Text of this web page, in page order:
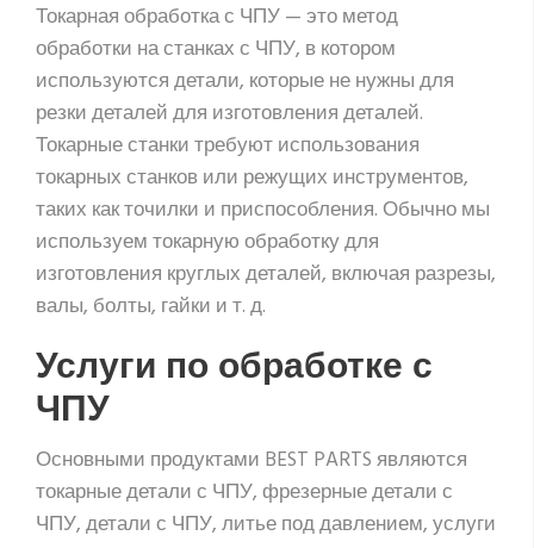
Токарная обработка с ЧПУ — это метод
обработки на станках с ЧПУ, в котором
используются детали, которые не нужны для
резки деталей для изготовления деталей.
Токарные станки требуют использования
токарных станков или режущих инструментов,
таких как точилки и приспособления. Обычно мы
используем токарную обработку для
изготовления круглых деталей, включая разрезы,
валы, болты, гайки и т. д.
Услуги по обработке с
ЧПУ
Основными продуктами BEST PARTS являются
токарные детали с ЧПУ, фрезерные детали с
ЧПУ, детали с ЧПУ, литье под давлением, услуги